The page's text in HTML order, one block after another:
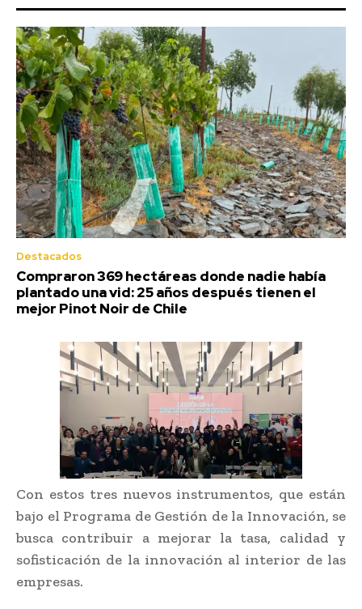
Destacados
Compraron 369 hectáreas donde nadie había
plantado una vid: 25 años después tienen el
mejor Pinot Noir de Chile
Con estos tres nuevos instrumentos, que están
bajo el Programa de Gestión de la Innovación, se
busca contribuir a mejorar la tasa, calidad y
sofisticación de la innovación al interior de las
empresas.